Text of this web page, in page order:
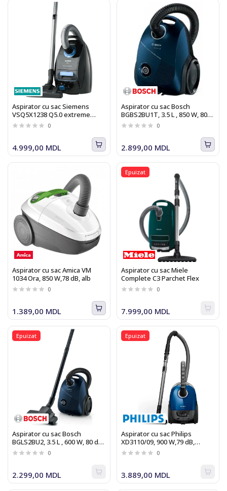
Aspirator cu sac Siemens
VSQ5X1238 Q5.0 extreme
silencePower
0
4.999,00 MDL
Aspirator cu sac Bosch
BGBS2BU1T, 3.5 L , 850 W, 80
dB, albastru0
2.899,00 MDL
Aspirator cu sac Amica VM
1034 Ora, 850 W,78 dB, alb
0
1.389,00 MDL
Epuizat
Aspirator cu sac Miele
Complete C3 Parchet Flex
0
7.999,00 MDL
Epuizat
Aspirator cu sac Bosch
BGLS2BU2, 3.5 L , 600 W, 80 dB,
albastru
0
2.299,00 MDL
Epuizat
Aspirator cu sac Philips
XD3110/09, 900 W,79 dB,
albastru
0
3.889,00 MDL